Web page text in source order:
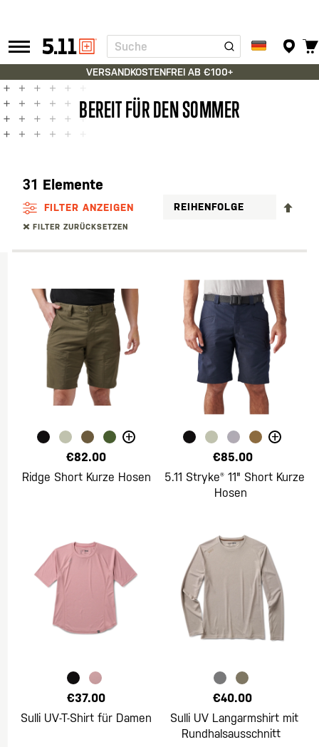
Tactical
Gear
Suche
VERSANDKOSTENFREI AB €100+
BEREIT FÜR DEN SOMMER
31 Elemente
FILTER ANZEIGEN
FILTER ZURÜCKSETZEN
+
€82.00
Ridge Short Kurze Hosen
+
€85.00
5.11 Stryke® 11" Short Kurze
Hosen
€37.00
Sulli UV-T-Shirt für Damen
€40.00
Sulli UV Langarmshirt mit
Rundhalsausschnitt